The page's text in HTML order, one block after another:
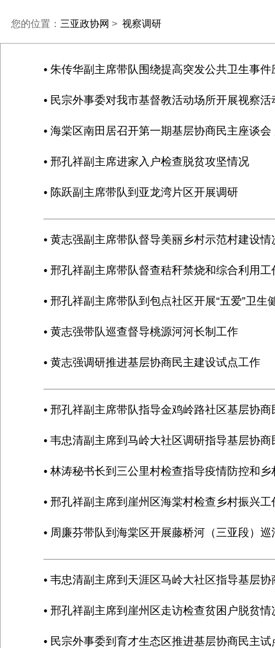
您的位置： 三亚政协网 > 视察调研
• 朱传华副主席带队围绕提高突发公共卫生事
• 民宗外事委对我市基督教活动场所开展视察活
• 海棠区南田居召开第一期基层协商民主座谈
• 邢孔祥副主席进家入户检查脱贫攻坚情况
• 陈跃副主席带队到亚龙湾片区开展调研
• 黄志强副主席带队督导美丽乡村示范村建设情
• 邢孔祥副主席带队督查秸秆禁烧和综合利用工
• 邢孔祥副主席带队到包点社区开展“五爱”卫生
• 黄志强带队巡查督导桃源河河长制工作
• 黄志强调研推进基层协商民主建设试点工作
• 邢孔祥副主席带队指导金鸡岭路社区基层协
• 韦忠清副主席到马岭大社区调研指导基层协
• 林涛秘书长到三公里村检查指导疫情防控和
• 邢孔祥副主席到崖州区海棠村检查乡村振兴工
• 周廉芬带队到海棠区开展藤桥河（三亚段）
• 韦忠清副主席到天涯区马岭大社区指导基层
• 邢孔祥副主席到崖州区走访检查贫困户脱贫情
• 民宗外事委到育才生态区推进基层协商民主试